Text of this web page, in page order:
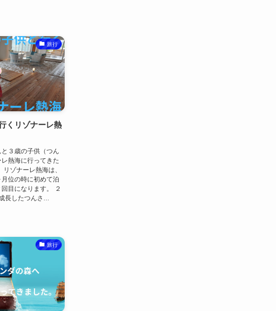
旅行
くリゾナーレ熱
３歳の子供（つん
熱海に行ってきた
ゾナーレ熱海は、
位の時に初めて泊
目になります。 ２
長したつんさ...
旅行